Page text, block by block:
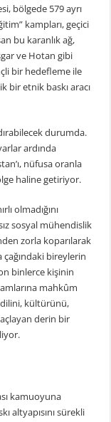
bölgede 579 ayrı
kampları, geçici
bu karanlık ağ,
ve Hotan gibi
bir hedefleme ile
bir etnik baskı aracı
durumda.
ardında
nüfusa oranla
haline getiriyor.
olmadığını
sosyal mühendislik
zorla koparılarak
çağındaki bireylerin
binlerce kişinin
mahkûm
kültürünü,
derin bir
kamuoyuna
altyapısını sürekli